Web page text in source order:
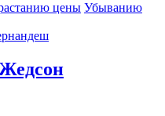
цены Убыванию